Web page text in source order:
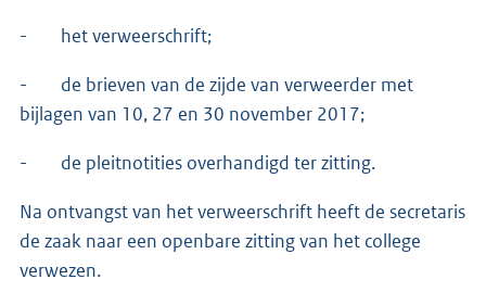
- het verweerschrift;
- de brieven van de zijde van verweerder met
bijlagen van 10, 27 en 30 november 2017;
- de pleitnotities overhandigd ter zitting.
Na ontvangst van het verweerschrift heeft de secretaris
de zaak naar een openbare zitting van het college
verwezen.